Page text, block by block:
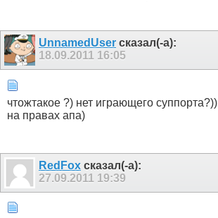
UnnamedUser сказал(-а):
18.09.2011 16:05
чтожтакое ?) нет играющего суппорта?))
на правах апа)
RedFox сказал(-а):
27.09.2011 19:39